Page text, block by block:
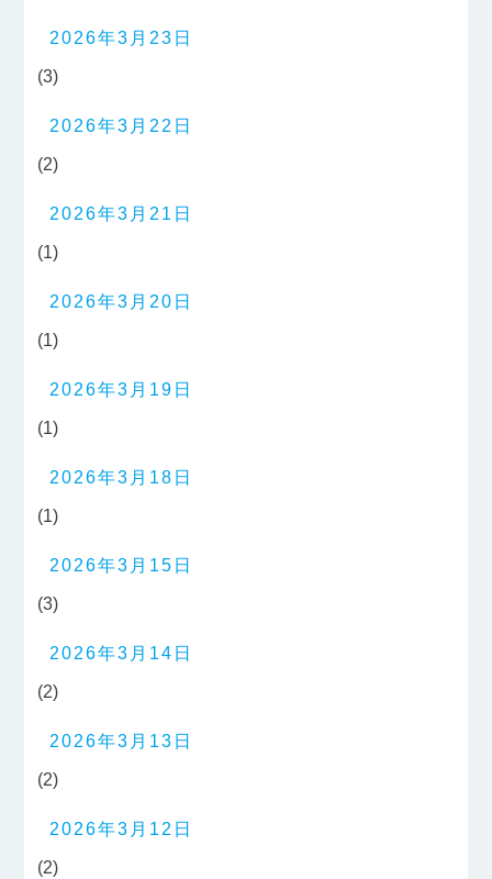
2026年3月23日
(3)
2026年3月22日
(2)
2026年3月21日
(1)
2026年3月20日
(1)
2026年3月19日
(1)
2026年3月18日
(1)
2026年3月15日
(3)
2026年3月14日
(2)
2026年3月13日
(2)
2026年3月12日
(2)